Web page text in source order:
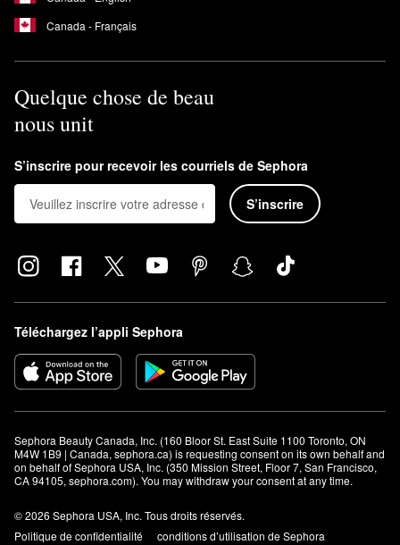
Canada - Français
Quelque chose de beau
nous unit
S’inscrire pour recevoir les courriels de Sephora
S’inscrire
Téléchargez l’appli Sephora
Sephora Beauty Canada, Inc. (160 Bloor St. East Suite 1100 Toronto, ON
M4W 1B9 | Canada, sephora.ca) is requesting consent on its own behalf and
on behalf of Sephora USA, Inc. (350 Mission Street, Floor 7, San Francisco,
CA 94105, sephora.com). You may withdraw your consent at any time.
© 2026 Sephora USA, Inc. Tous droits réservés.
Politique de confidentialité
conditions d’utilisation de Sephora